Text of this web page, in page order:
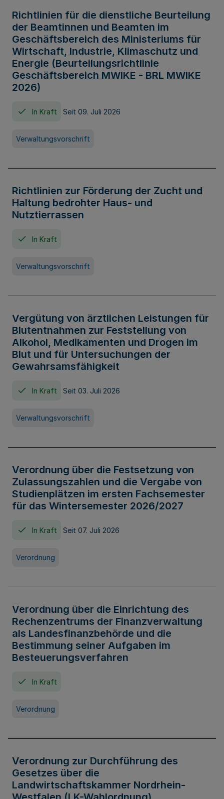
Richtlinien für die dienstliche Beurteilung
der Beamtinnen und Beamten im
Geschäftsbereich des Ministeriums für
Wirtschaft, Industrie, Klimaschutz und
Energie (Beurteilungsrichtlinie
Geschäftsbereich MWIKE - BRL MWIKE
2026)
In Kraft Seit 09. Juli 2026
Verwaltungsvorschrift
Richtlinien zur Förderung der Zucht und
Haltung bedrohter Haus- und
Nutztierrassen
In Kraft
Verwaltungsvorschrift
Vergütung von ärztlichen Leistungen für
Blutentnahmen zur Feststellung von
Alkohol, Medikamenten und Drogen im
Blut und für Untersuchungen der
Gewahrsamsfähigkeit
In Kraft Seit 03. Juli 2026
Verwaltungsvorschrift
Verordnung über die Festsetzung von
Zulassungszahlen und die Vergabe von
Studienplätzen im ersten Fachsemester
für das Wintersemester 2026/2027
In Kraft Seit 07. Juli 2026
Verordnung
Verordnung über die Einrichtung des
Rechenzentrums der Finanzverwaltung
als Landesfinanzbehörde und die
Bestimmung seiner Aufgaben im
Besteuerungsverfahren
In Kraft
Verordnung
Verordnung zur Durchführung des
Gesetzes über die
Landwirtschaftskammer Nordrhein-